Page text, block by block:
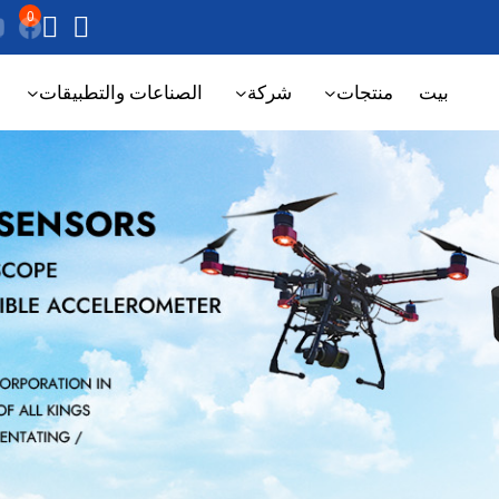
0
بيت منتجات شركة الصناعات والتطبيقات